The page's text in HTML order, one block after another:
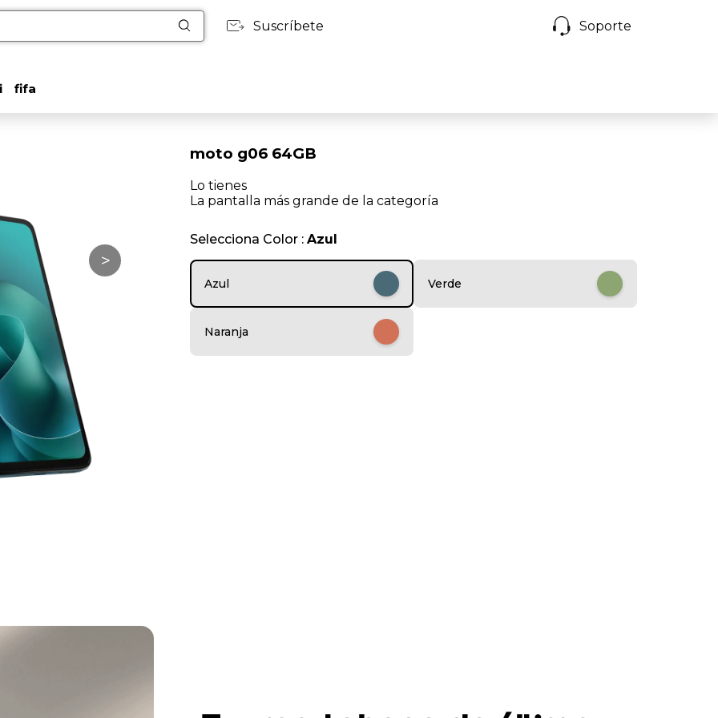
Suscríbete Soporte
fifa
>
moto g06 64GB
Lo tienes
La pantalla más grande de la categoría
Selecciona Color : Azul
Azul Verde
Naranja